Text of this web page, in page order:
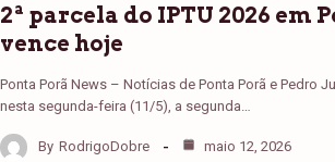
2ª parcela do IPTU 2026 em
vence hoje
Ponta Porã News – Notícias de Ponta Porã e Pedro
nesta segunda-feira (11/5), a segunda…
By RodrigoDobre maio 12, 2026